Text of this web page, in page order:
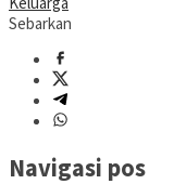
Sebarkan
Navigasi pos